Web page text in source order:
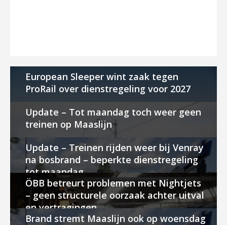
European Sleeper wint zaak tegen
ProRail over dienstregeling voor 2027
Update – Tot maandag toch weer geen
treinen op Maaslijn
Update – Treinen rijden weer bij Venray
na bosbrand – beperkte dienstregeling
tot maandag
ÖBB betreurt problemen met Nightjets
– geen structurele oorzaak achter uitval
en vertragingen
Brand stremt Maaslijn ook op woensdag